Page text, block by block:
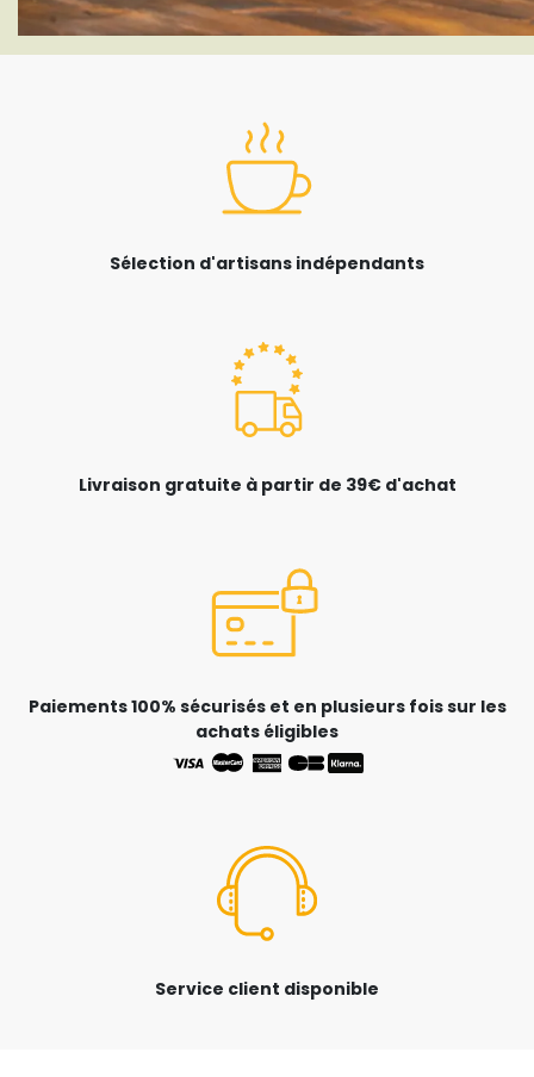
Sélection d'artisans indépendants
Livraison gratuite à partir de 39€ d'achat
Paiements 100% sécurisés et en plusieurs fois sur les
achats éligibles
Service client disponible